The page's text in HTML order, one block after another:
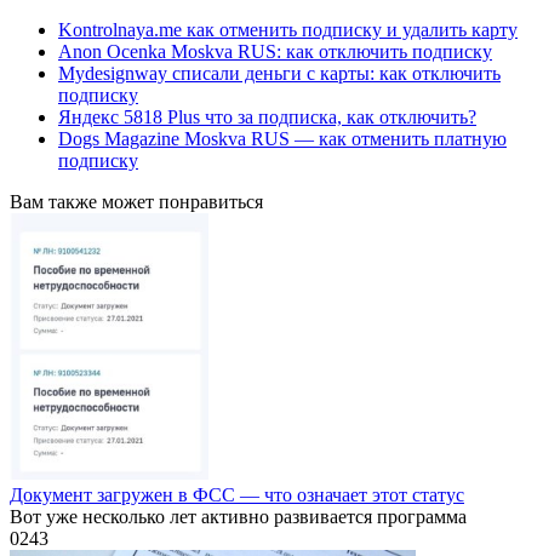
Kontrolnaya.me как отменить подписку и удалить карту
Anon Ocenka Moskva RUS: как отключить подписку
Mydesignway списали деньги с карты: как отключить
подписку
Яндекс 5818 Plus что за подписка, как отключить?
Dogs Magazine Moskva RUS — как отменить платную
подписку
Вам также может понравиться
Документ загружен в ФСС — что означает этот статус
Вот уже несколько лет активно развивается программа
0243